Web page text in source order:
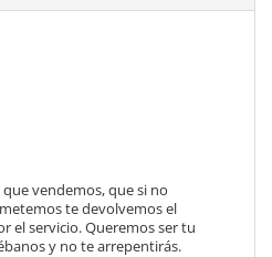
vendemos, que si no
te devolvemos el
el servicio. Queremos ser tu
y no te arrepentirás.